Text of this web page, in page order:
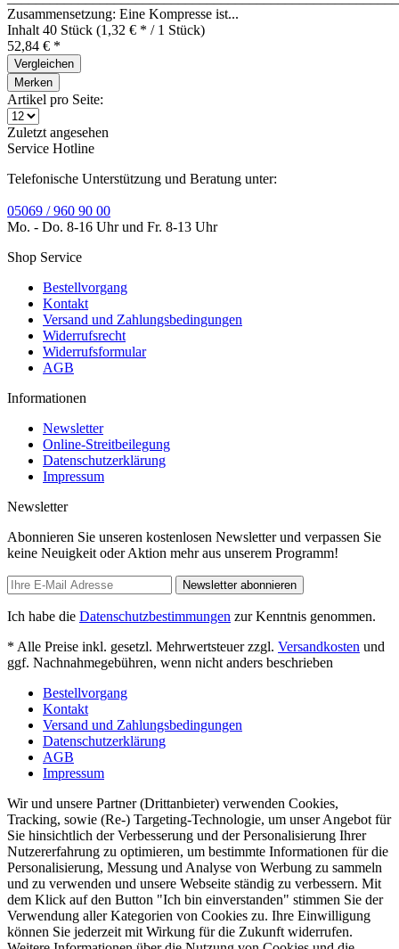
Zusammensetzung: Eine Kompresse ist...
Inhalt 40 Stück (1,32 € * / 1 Stück)
52,84 € *
Vergleichen
Merken
Artikel pro Seite:
Zuletzt angesehen
Service Hotline
Telefonische Unterstützung und Beratung unter:
05069 / 960 90 00
Mo. - Do. 8-16 Uhr und Fr. 8-13 Uhr
Shop Service
Bestellvorgang
Kontakt
Versand und Zahlungsbedingungen
Widerrufsrecht
Widerrufsformular
AGB
Informationen
Newsletter
Online-Streitbeilegung
Datenschutzerklärung
Impressum
Newsletter
Abonnieren Sie unseren kostenlosen Newsletter und verpassen Sie
keine Neuigkeit oder Aktion mehr aus unserem Programm!
Newsletter abonnieren
Ich habe die Datenschutzbestimmungen zur Kenntnis genommen.
* Alle Preise inkl. gesetzl. Mehrwertsteuer zzgl. Versandkosten und
ggf. Nachnahmegebühren, wenn nicht anders beschrieben
Bestellvorgang
Kontakt
Versand und Zahlungsbedingungen
Datenschutzerklärung
AGB
Impressum
Wir und unsere Partner (Drittanbieter) verwenden Cookies,
Tracking, sowie (Re-) Targeting-Technologie, um unser Angebot für
Sie hinsichtlich der Verbesserung und der Personalisierung Ihrer
Nutzererfahrung zu optimieren, um bestimmte Informationen für die
Personalisierung, Messung und Analyse von Werbung zu sammeln
und zu verwenden und unsere Webseite ständig zu verbessern. Mit
dem Klick auf den Button "Ich bin einverstanden" stimmen Sie der
Verwendung aller Kategorien von Cookies zu. Ihre Einwilligung
können Sie jederzeit mit Wirkung für die Zukunft widerrufen.